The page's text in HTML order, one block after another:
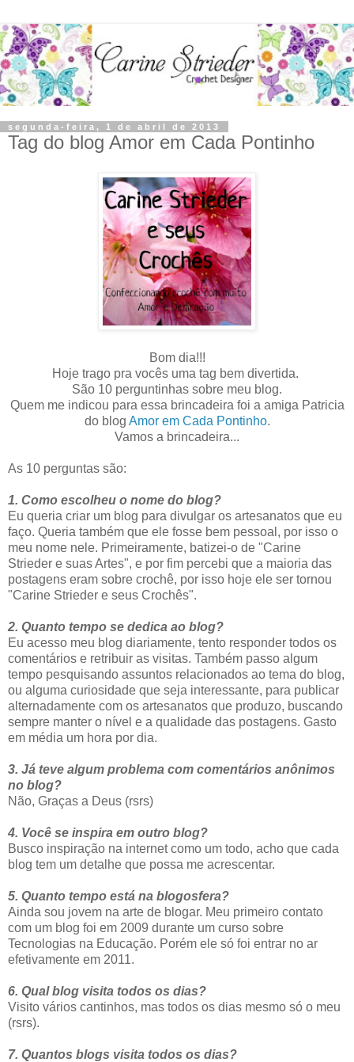
segunda-feira, 1 de abril de 2013
Tag do blog Amor em Cada Pontinho
Bom dia!!!
Hoje trago pra vocês uma tag bem divertida.
São 10 perguntinhas sobre meu blog.
Quem me indicou para essa brincadeira foi a amiga Patricia
do blog Amor em Cada Pontinho.
Vamos a brincadeira...
As 10 perguntas são:
1. Como escolheu o nome do blog?
Eu queria criar um blog para divulgar os artesanatos que eu
faço. Queria também que ele fosse bem pessoal, por isso o
meu nome nele. Primeiramente, batizei-o de "Carine
Strieder e suas Artes", e por fim percebi que a maioria das
postagens eram sobre crochê, por isso hoje ele ser tornou
"Carine Strieder e seus Crochês".
2. Quanto tempo se dedica ao blog?
Eu acesso meu blog diariamente, tento responder todos os
comentários e retribuir as visitas. Também passo algum
tempo pesquisando assuntos relacionados ao tema do blog,
ou alguma curiosidade que seja interessante, para publicar
alternadamente com os artesanatos que produzo, buscando
sempre manter o nível e a qualidade das postagens. Gasto
em média um hora por dia.
3. Já teve algum problema com comentários anônimos
no blog?
Não, Graças a Deus (rsrs)
4. Você se inspira em outro blog?
Busco inspiração na internet como um todo, acho que cada
blog tem um detalhe que possa me acrescentar.
5. Quanto tempo está na blogosfera?
Ainda sou jovem na arte de blogar. Meu primeiro contato
com um blog foi em 2009 durante um curso sobre
Tecnologias na Educação. Porém ele só foi entrar no ar
efetivamente em 2011.
6. Qual blog visita todos os dias?
Visito vários cantinhos, mas todos os dias mesmo só o meu
(rsrs).
7. Quantos blogs visita todos os dias?